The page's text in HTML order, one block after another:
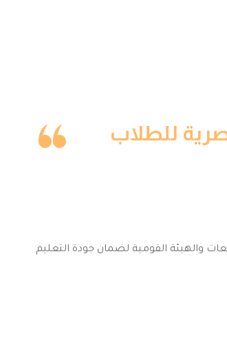
للطلاب
والهيئة القومية لضمان جودة التعليم